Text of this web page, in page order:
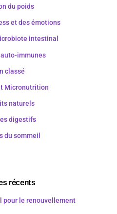
du poids
et des émotions
intestinal
immunes
classé
Micronutrition
naturels
digestifs
du sommeil
récents
pour le renouvellement